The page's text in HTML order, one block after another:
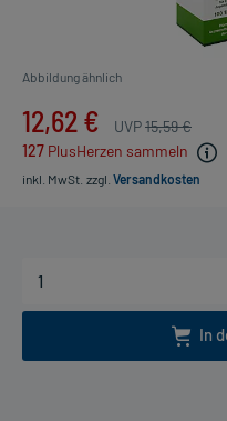
Abbildung ähnlich
12,62 € UVP15,59 €
127 PlusHerzen sammeln
inkl. MwSt. zzgl. Versandkosten
In